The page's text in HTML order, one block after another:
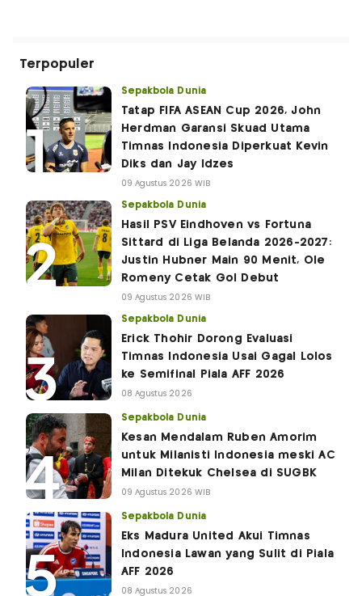
Terpopuler
Sepakbola Dunia
Tatap FIFA ASEAN Cup 2026, John
Herdman Garansi Skuad Utama
Timnas Indonesia Diperkuat Kevin
Diks dan Jay Idzes
09 Agustus 2026 WIB
Sepakbola Dunia
Hasil PSV Eindhoven vs Fortuna
Sittard di Liga Belanda 2026-2027:
Justin Hubner Main 90 Menit, Ole
Romeny Cetak Gol Debut
09 Agustus 2026 WIB
Sepakbola Dunia
Erick Thohir Dorong Evaluasi
Timnas Indonesia Usai Gagal Lolos
ke Semifinal Piala AFF 2026
08 Agustus 2026
Sepakbola Dunia
Kesan Mendalam Ruben Amorim
untuk Milanisti Indonesia meski AC
Milan Ditekuk Chelsea di SUGBK
09 Agustus 2026 WIB
Sepakbola Dunia
Eks Madura United Akui Timnas
Indonesia Lawan yang Sulit di Piala
AFF 2026
08 Agustus 2026